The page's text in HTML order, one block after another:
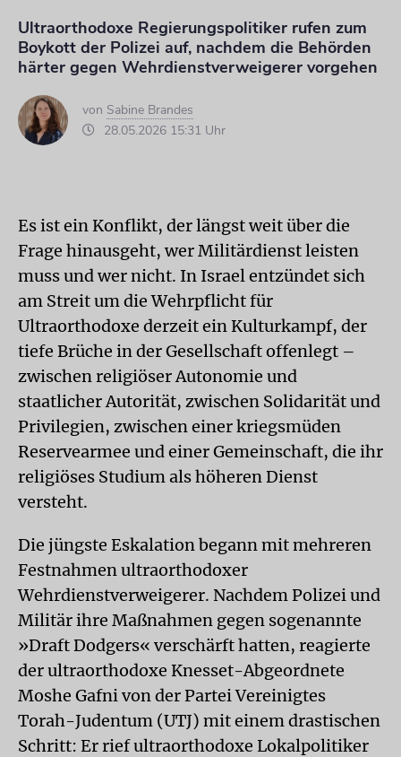
Ultraorthodoxe Regierungspolitiker rufen zum
Boykott der Polizei auf, nachdem die Behörden
härter gegen Wehrdienstverweigerer vorgehen
von Sabine Brandes
28.05.2026 15:31 Uhr
Es ist ein Konflikt, der längst weit über die
Frage hinausgeht, wer Militärdienst leisten
muss und wer nicht. In Israel entzündet sich
am Streit um die Wehrpflicht für
Ultraorthodoxe derzeit ein Kulturkampf, der
tiefe Brüche in der Gesellschaft offenlegt –
zwischen religiöser Autonomie und
staatlicher Autorität, zwischen Solidarität und
Privilegien, zwischen einer kriegsmüden
Reservearmee und einer Gemeinschaft, die ihr
religiöses Studium als höheren Dienst
versteht.
Die jüngste Eskalation begann mit mehreren
Festnahmen ultraorthodoxer
Wehrdienstverweigerer. Nachdem Polizei und
Militär ihre Maßnahmen gegen sogenannte
»Draft Dodgers« verschärft hatten, reagierte
der ultraorthodoxe Knesset-Abgeordnete
Moshe Gafni von der Partei Vereinigtes
Torah-Judentum (UTJ) mit einem drastischen
Schritt: Er rief ultraorthodoxe Lokalpolitiker